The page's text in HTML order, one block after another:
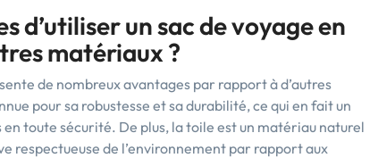
d’utiliser un sac de voyage en
matériaux ?
de nombreux avantages par rapport à d’autres
pour sa robustesse et sa durabilité, ce qui en fait un
toute sécurité. De plus, la toile est un matériau naturel
respectueuse de l’environnement par rapport aux